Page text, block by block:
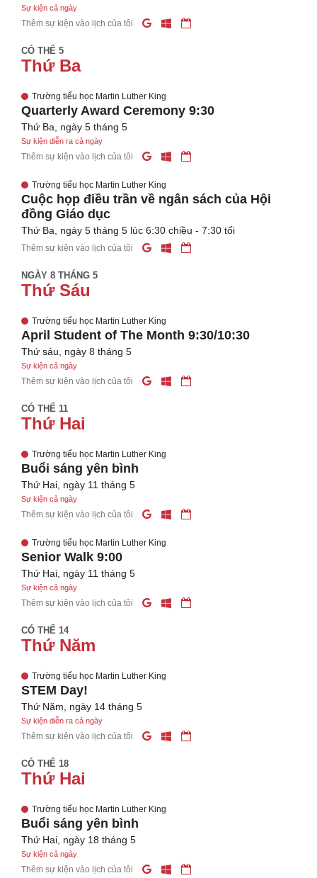
Sự kiện cả ngày
Thêm sự kiện vào lịch của tôi
CÓ THỂ 5
Thứ Ba
Trường tiểu học Martin Luther King
Quarterly Award Ceremony 9:30
Thứ Ba, ngày 5 tháng 5
Sự kiện diễn ra cả ngày
Thêm sự kiện vào lịch của tôi
Trường tiểu học Martin Luther King
Cuộc họp điều trần về ngân sách của Hội
đồng Giáo dục
Thứ Ba, ngày 5 tháng 5 lúc 6:30 chiều - 7:30 tối
Thêm sự kiện vào lịch của tôi
NGÀY 8 THÁNG 5
Thứ Sáu
Trường tiểu học Martin Luther King
April Student of The Month 9:30/10:30
Thứ sáu, ngày 8 tháng 5
Sự kiện cả ngày
Thêm sự kiện vào lịch của tôi
CÓ THỂ 11
Thứ Hai
Trường tiểu học Martin Luther King
Buổi sáng yên bình
Thứ Hai, ngày 11 tháng 5
Sự kiện cả ngày
Thêm sự kiện vào lịch của tôi
Trường tiểu học Martin Luther King
Senior Walk 9:00
Thứ Hai, ngày 11 tháng 5
Sự kiện cả ngày
Thêm sự kiện vào lịch của tôi
CÓ THỂ 14
Thứ Năm
Trường tiểu học Martin Luther King
STEM Day!
Thứ Năm, ngày 14 tháng 5
Sự kiện diễn ra cả ngày
Thêm sự kiện vào lịch của tôi
CÓ THỂ 18
Thứ Hai
Trường tiểu học Martin Luther King
Buổi sáng yên bình
Thứ Hai, ngày 18 tháng 5
Sự kiện cả ngày
Thêm sự kiện vào lịch của tôi